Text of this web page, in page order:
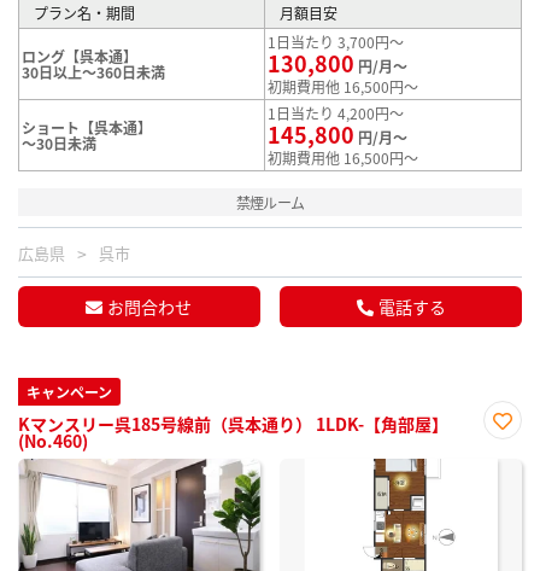
プラン名・期間 月額目安
ロング【呉本通】
30日以上～360日未満
1日当たり 3,700円～
130,800 円/月～
初期費用他 16,500円～
ショート【呉本通】
～30日未満
1日当たり 4,200円～
145,800 円/月～
初期費用他 16,500円～
禁煙ルーム
広島県 呉市
お問合わせ 電話する
キャンペーン
Kマンスリー呉185号線前（呉本通り） 1LDK-【角部屋】
(No.460)
に入